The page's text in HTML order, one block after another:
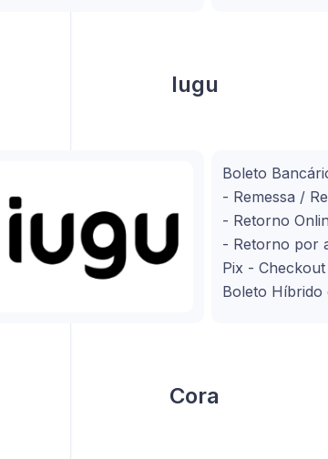
Iugu
Boleto
- Remessa /
- Retorno
- Retorno por
Pix - Checkout
Boleto Híbrido
Cora